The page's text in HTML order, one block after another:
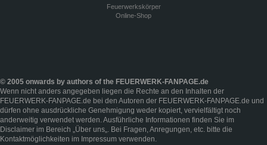
Feuerwerkskörper
Online-Shop
© 2005 onwards by authors of the FEUERWERK-FANPAGE.de
Wenn nicht anders angegeben liegen die Rechte an den Inhalten der
FEUERWERK-FANPAGE.de bei den Autoren der FEUERWERK-FANPAGE.de und
dürfen ohne ausdrückliche Genehmigung weder kopiert, vervielfältigt noch
anderweitig verwendet werden. Ausführliche Informationen finden Sie im
Disclaimer im Bereich „Über uns„. Bei Fragen, Anregungen, etc. bitte die
Kontaktmöglichkeiten im Impressum verwenden.